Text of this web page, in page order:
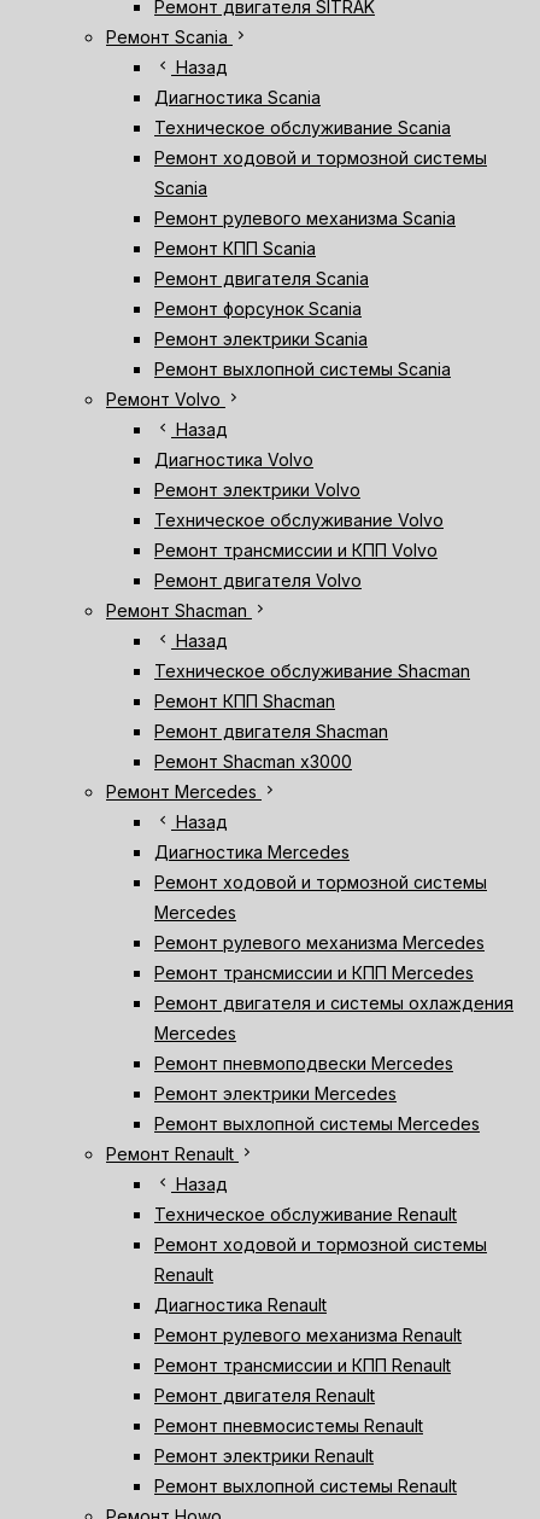
Ремонт двигателя SITRAK
Ремонт Scania
chevron_right
chevron_left Назад
Диагностика Scania
Техническое обслуживание Scania
Ремонт ходовой и тормозной системы
Scania
Ремонт рулевого механизма Scania
Ремонт КПП Scania
Ремонт двигателя Scania
Ремонт форсунок Scania
Ремонт электрики Scania
Ремонт выхлопной системы Scania
Ремонт Volvo
chevron_right
chevron_left Назад
Диагностика Volvo
Ремонт электрики Volvo
Техническое обслуживание Volvo
Ремонт трансмиссии и КПП Volvo
Ремонт двигателя Volvo
Ремонт Shacman
chevron_right
chevron_left Назад
Техническое обслуживание Shacman
Ремонт КПП Shacman
Ремонт двигателя Shacman
Ремонт Shacman х3000
Ремонт Mercedes
chevron_right
chevron_left Назад
Диагностика Mercedes
Ремонт ходовой и тормозной системы
Mercedes
Ремонт рулевого механизма Mercedes
Ремонт трансмиссии и КПП Mercedes
Ремонт двигателя и системы охлаждения
Mercedes
Ремонт пневмоподвески Mercedes
Ремонт электрики Mercedes
Ремонт выхлопной системы Mercedes
Ремонт Renault chevron_right
chevron_left Назад
Техническое обслуживание Renault
Ремонт ходовой и тормозной системы
Renault
Диагностика Renault
Ремонт рулевого механизма Renault
Ремонт трансмиссии и КПП Renault
Ремонт двигателя Renault
Ремонт пневмосистемы Renault
Ремонт электрики Renault
Ремонт выхлопной системы Renault